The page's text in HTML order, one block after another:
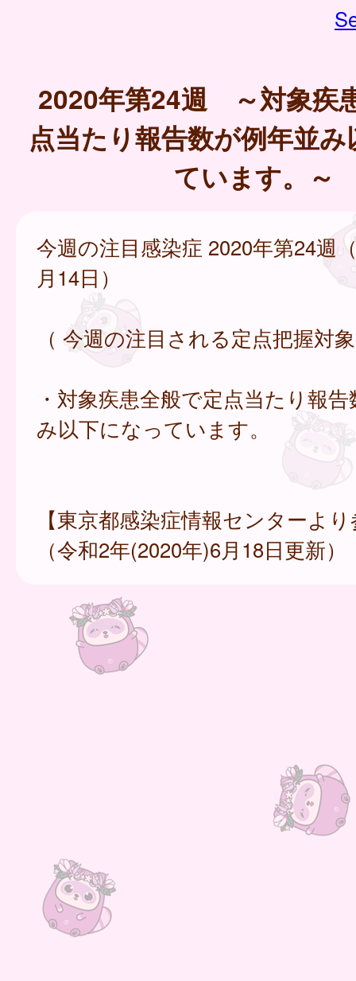
2020年第24週 ～対象疾
点当たり報告数が例年並
ています。～
今週の注目感染症 2020年第24週
月14日）
（ 今週の注目される定点把握対
・対象疾患全般で定点当たり報
み以下になっています。
【東京都感染症情報センターよ
（令和2年(2020年)6月18日更新）